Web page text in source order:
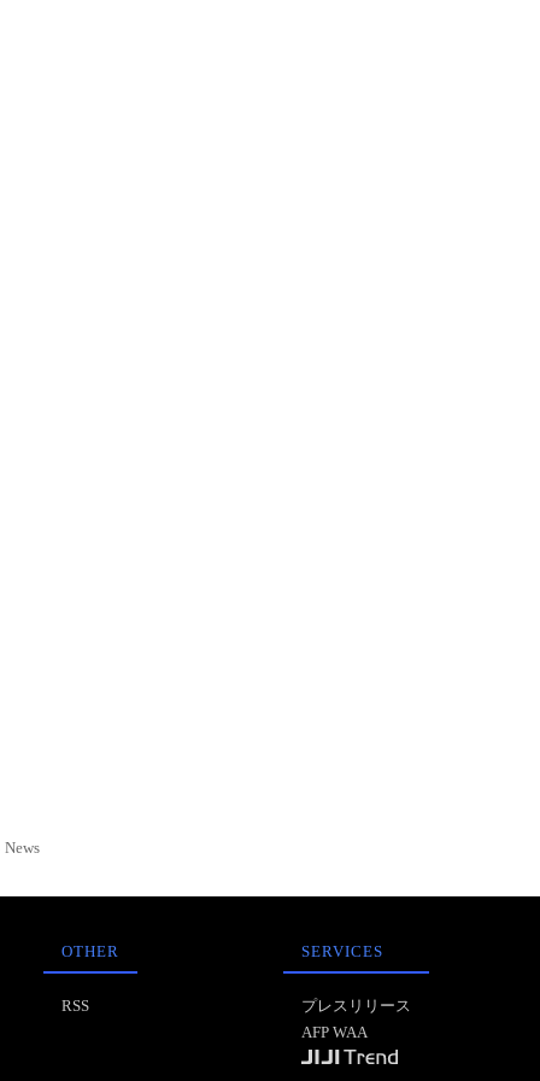
OTHER
RSS
SERVICES
プレスリリース
AFP WAA